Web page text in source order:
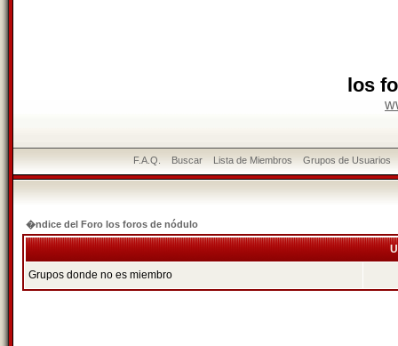
los
F.A.Q. Buscar Lista de Miembros Grupos de Usuarios
�ndice del Foro los foros de nódulo
Grupos donde no es miembro